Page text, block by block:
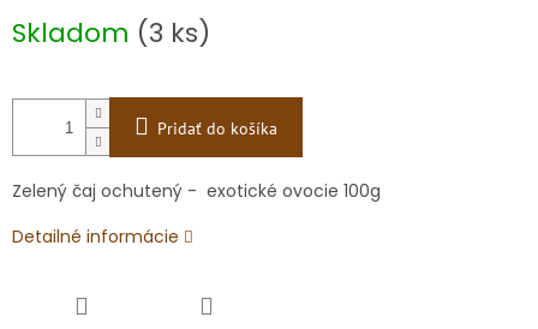
cena:
Skladom (3 ks)
Pridať do košíka
Zelený čaj ochutený - exotické ovocie 100g
Detailné informácie